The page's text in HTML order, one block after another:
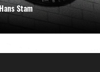
Stam